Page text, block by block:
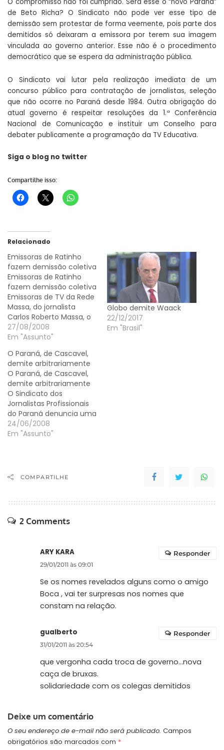
de Beto Richa? O Sindicato não pode ver esse tipo de
demissão sem protestar de forma veemente, pois parte dos
demitidos só deixaram a emissora por terem sua imagem
vinculada ao governo anterior. Esse não é o procedimento
democrático que se espera da administração pública.
O Sindicato vai lutar pela realização imediata de um
concurso público para contratação de jornalistas, seleção
que não ocorre no Paraná desde 1984. Outra obrigação do
atual governo é respeitar resoluções da 1.ª Conferência
Nacional de Comunicação e instituir um Conselho para
debater publicamente a programação da TV Educativa.
Siga o blog no twitter
Compartilhe isso:
Relacionado
Emissoras de Ratinho
fazem demissão coletiva
Emissoras de Ratinho
fazem demissão coletiva
Emissoras de TV da Rede
Massa, do jornalista
Carlos Roberto Massa, o
Ratinho, no Paraná
demitiram 14 jornalistas
Segundo o diretor de
jornalismo, Carlos
Delgado, as TVs passam
por uma "reestruturação
interna". A Rede Massa
tem quatro emissoras no
Estado: TV…
27/08/2008
Em "Assunto"
Globo demite Waack
22/12/2017
Em "Brasil"
O Paraná, de Cascavel,
demite arbitrariamente
O Paraná, de Cascavel,
demite arbitrariamente
O Sindicato dos
Jornalistas Profissionais
do Paraná denuncia uma
situação de
arbitrariedade
o veículo é mais uma
março último, o jornal
segundas-feiras. Ou seja,
24/06/2008
Em "Assunto"
COMPARTILHE
2 Comments
ARY KARA
29/01/2011 às 09:01
Se os nomes revelados alguns como o amigo
Boca , vai ter surpresas nos nomes que
constam na relação.
Responder
gualberto
31/01/2011 às 20:54
que vergonha cada troca de governo…nova
caça de bruxas.
solidariedade com os colegas demitidos
Responder
Deixe um comentário
O seu endereço de e-mail não será publicado. Campos
obrigatórios são marcados com *